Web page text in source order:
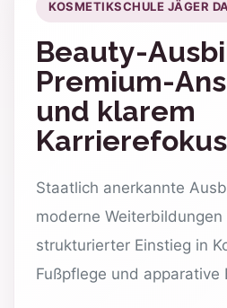
KOSMETIKSCHULE JÄGER
Beauty-
Premium-
und klarem
Karrierefokus
Staatlich anerkannte
moderne
strukturierter Einstieg in
Fußpflege und apparative